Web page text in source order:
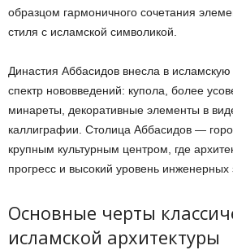
образцом гармоничного сочетания
стиля с исламской символикой.
Династия Аббасидов внесла в исламскую
спектр нововведений: купола, более
минареты, декоративные элементы в
каллиграфии. Столица Аббасидов —
крупным культурным центром, где
прогресс и высокий уровень инженерных
Основные черты
исламской архитектуры